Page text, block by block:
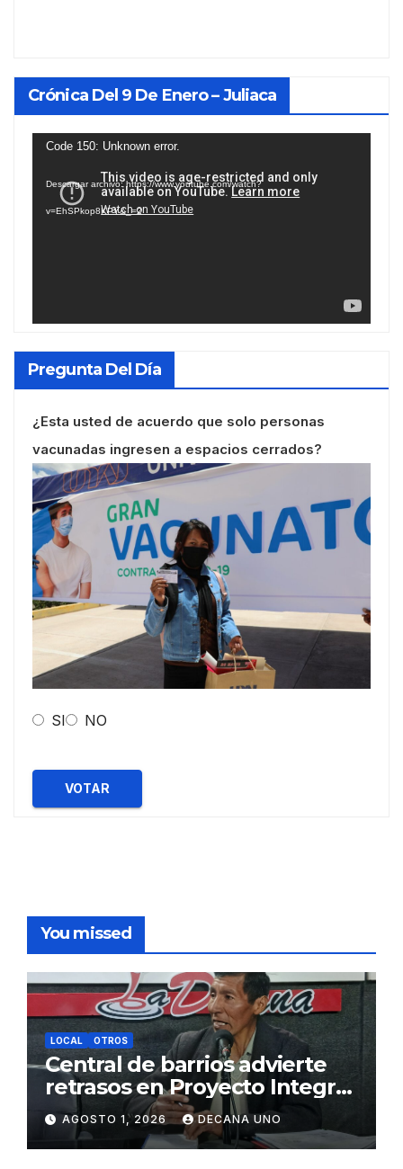
Crónica Del 9 De Enero – Juliaca
Reproductor
vídeo
Code 150: Unknown error.
Descargar archivo: https://www.youtube.com/watch?
v=EhSPkop8KPY&_=2
Pregunta Del Día
¿Esta usted de acuerdo que solo personas
vacunadas ingresen a espacios cerrados?
SI NO
VOTAR
You missed
LOCAL OTROS
Central de barrios advierte
retrasos en Proyecto Integral
de Agua y Alcantarillado para
Juliaca
AGOSTO 1, 2026 DECANA UNO